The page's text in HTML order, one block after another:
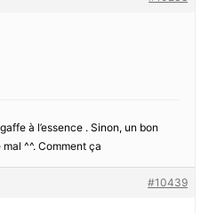
à l’essence . Sinon, un bon
^^. Comment ça
#10439